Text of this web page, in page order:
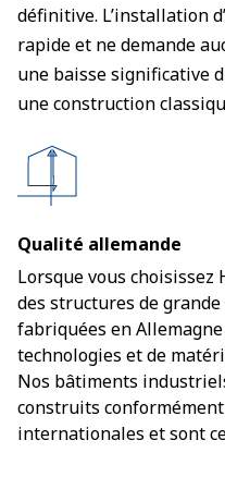
définitive. L’installation
rapide et ne demande
une baisse significative
une construction
Qualité allemande
Lorsque vous choisissez
des structures de
fabriquées en Allemagne
technologies et de
Nos bâtiments
construits
internationales et sont